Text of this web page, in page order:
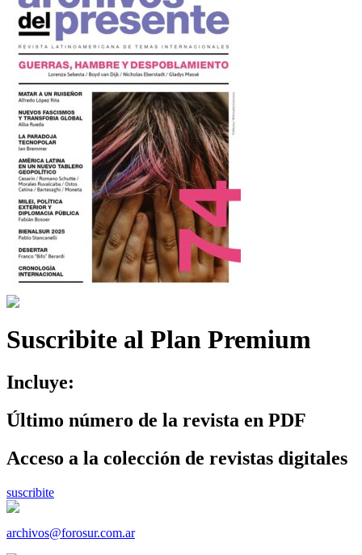
Suscribite al Plan Premium
Incluye:
Último número de la revista en PDF
Acceso a la colección de revistas digitales
suscribite
archivos@forosur.com.ar